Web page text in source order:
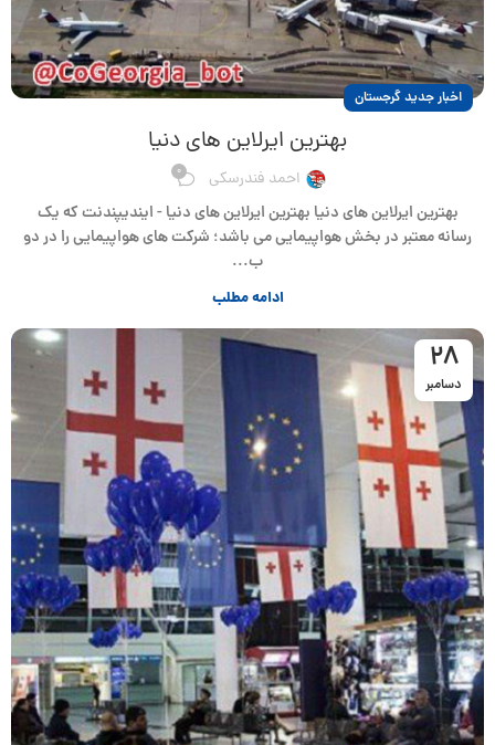
اخبار جدید گرجستان
بهترین ایرلاین های دنیا
احمد فندرسکی 0
بهترین ایرلاین های دنیا بهترین ایرلاین های دنیا - ایندیپندنت که یک
رسانه معتبر در بخش هواپیمایی می باشد؛ شرکت های هواپیمایی را در دو
ب...
ادامه مطلب
28
دسامبر